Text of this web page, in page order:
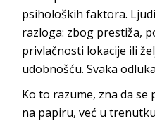
psiholoških faktora.
razloga: zbog prestiža,
privlačnosti lokacije ili
udobnošću. Svaka
Ko to razume, zna da se
na papiru, već u